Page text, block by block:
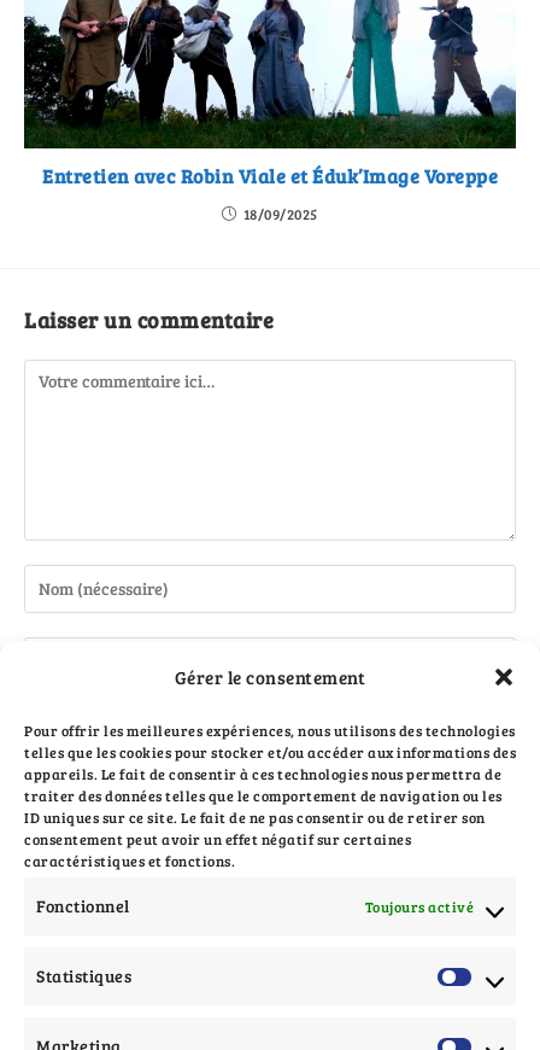
Gérer le consentement
Pour offrir les meilleures expériences, nous utilisons des technologies
telles que les cookies pour stocker et/ou accéder aux informations des
appareils. Le fait de consentir à ces technologies nous permettra de
traiter des données telles que le comportement de navigation ou les
ID uniques sur ce site. Le fait de ne pas consentir ou de retirer son
consentement peut avoir un effet négatif sur certaines
caractéristiques et fonctions.
Fonctionnel Toujours activé
Statistiques
Entretien avec Robin Viale et Éduk’Image Voreppe
18/09/2025
Laisser un commentaire
Enregistrer mon nom, mon e-mail et mon site dans le
navigateur pour mon prochain commentaire.